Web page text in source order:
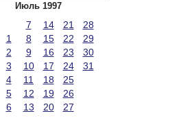
Июль 1997
7 14 21
28
1 8 15 22
29
2 9 16 23
30
3 10 17 24
31
4 11 18
25
5 12 19
26
6 13 20 27